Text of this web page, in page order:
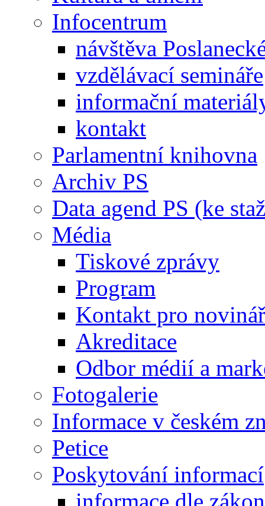
Infocentrum
návštěva
vzdělávací semináře
informační
kontakt
Parlamentní knihovna
Archiv PS
Data agend PS (ke
Média
Tiskové zprávy
Program
Kontakt pro
Akreditace
Odbor médií a
Fotogalerie
Informace v českém
Petice
Poskytování informací
informace dle